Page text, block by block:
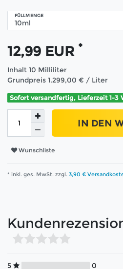
FÜLLMENGE
12,99 EUR *
Inhalt 10 Milliliter
Grundpreis 1.299,00 € / Liter
Sofort versandfertig, Lieferzeit 1-3
IN DEN
Wunschliste
* inkl. ges. MwSt. zzgl. 3,90 €
5 0